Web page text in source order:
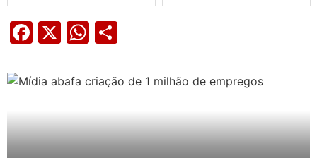
Facebook
X WhatsApp